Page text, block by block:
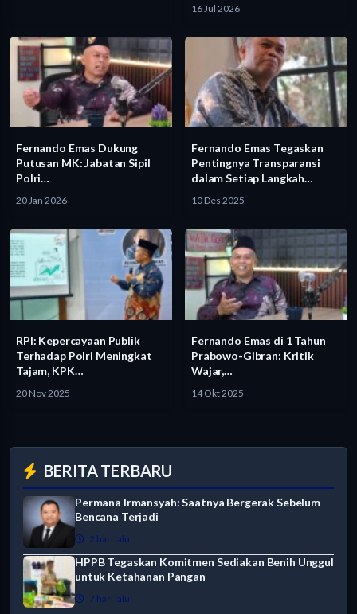
16 Jul 2026
Fernando Emas Dukung
Putusan MK: Jabatan Sipil
Polri…
20 Jan 2026
Fernando Emas Tegaskan
Pentingnya Transparansi
dalam Setiap Langkah…
10 Des 2025
RPI: Kepercayaan Publik
Terhadap Polri Meningkat
Tajam, KPK…
20 Nov 2025
Fernando Emas di 1 Tahun
Prabowo-Gibran: Kritik
Wajar,…
14 Okt 2025
BERITA TERBARU
Permana Irmansyah: Saatnya Bergerak Sebelum
Bencana Terjadi
2 hari lalu
HPPB Tegaskan Komitmen Sediakan Benih Unggul
untuk Ketahanan Pangan
7 hari lalu